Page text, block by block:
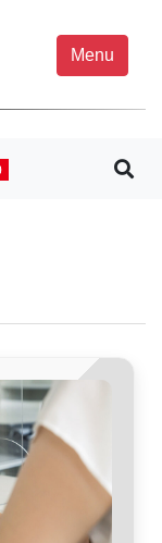
Menu